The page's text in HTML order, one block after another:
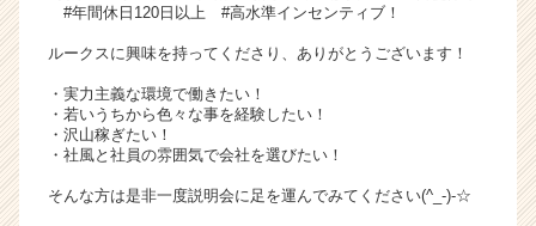
ト
チ
キ
ャ
リ
（C
#年間休日120日以上 #高水準インセンティブ！
ルークスに興味を持ってくださり、ありがとうございます！
・実力主義な環境で働きたい！
・若いうちから色々な事を経験したい！
・沢山稼ぎたい！
・社風と社員の雰囲気で会社を選びたい！
そんな方は是非一度説明会に足を運んでみてください(^_-)-☆